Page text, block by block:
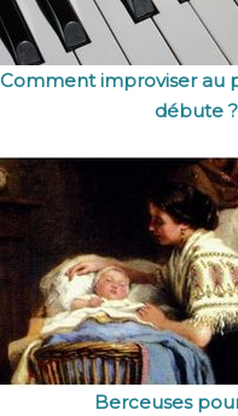
Comment improviser au
débute ?
Berceuses